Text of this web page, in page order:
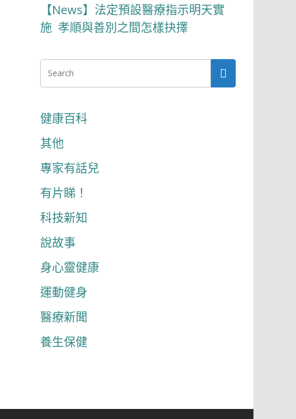
【News】法定預設醫療指示明天實
施 孝順與善別之間怎樣抉擇
健康百科
其他
專家有話兒
有片睇！
科技新知
說故事
身心靈健康
運動健身
醫療新聞
養生保健